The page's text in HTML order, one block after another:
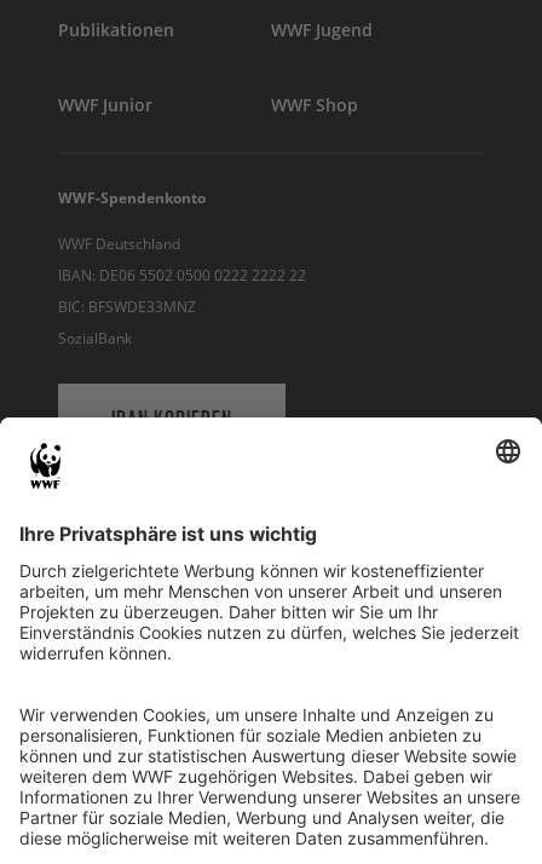
Publikationen WWF Jugend
WWF Junior WWF Shop
WWF-Spendenkonto
WWF Deutschland
IBAN: DE06 5502 0500 0222 2222 22
BIC: BFSWDE33MNZ
SozialBank
IBAN KOPIEREN
WWF Deutschland
Reinhardtstr. 18
10117 Berlin
Ihre Spende kann steuerlich geltend gemacht werden
Registriert als Stiftung WWF Deutschland, Senatsverwaltung für
Justiz Berlin, Az: 3416/976/2
Umsatzsteuer-Identifikationsnummer: DE 114236103